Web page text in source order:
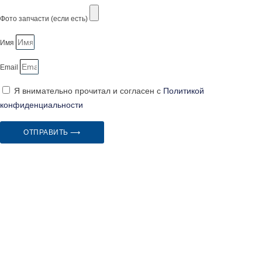
Фото запчасти (если есть)
Имя
Email
Я внимательно прочитал и согласен с Политикой
конфиденциальности
ОТПРАВИТЬ ⟶